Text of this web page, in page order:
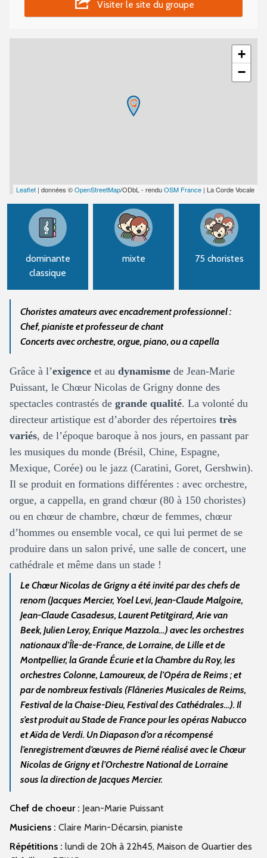
Visiter le site du groupe
+
−
Leaflet | données ©OpenStreetMap/ODbL - renduOSM France | La Corde Vocale
dominante
classique
mixte 75 choristes
Choristes amateurs avec encadrement professionnel :
Chef, pianiste et professeur de chant
Concerts avec orchestre, orgue, piano, ou a capella
Grâce à l’exigence et au dynamisme de Jean-Marie
Puissant, le Chœur Nicolas de Grigny donne des
spectacles contrastés de grande qualité. La volonté du
directeur artistique est d’aborder des répertoires très
variés, de l’époque baroque à nos jours, en passant par
les musiques du monde (Brésil, Chine, Espagne,
Mexique, Corée) ou le jazz (Caratini, Goret, Gershwin).
Il se produit en formations différentes : avec orchestre,
orgue, a cappella, en grand chœur (80 à 150 choristes)
ou en chœur de chambre, chœur de femmes, chœur
d’hommes ou ensemble vocal, ce qui lui permet de se
produire dans un salon privé, une salle de concert, une
cathédrale et même dans un stade !
Le Chœur Nicolas de Grigny a été invité par des chefs de
renom (Jacques Mercier, Yoel Levi, Jean-Claude Malgoire,
Jean-Claude Casadesus, Laurent Petitgirard, Arie van
Beek, Julien Leroy, Enrique Mazzola…) avec les orchestres
nationaux d’Île-de-France, de Lorraine, de Lille et de
Montpellier, la Grande Écurie et la Chambre du Roy, les
orchestres Colonne, Lamoureux, de l’Opéra de Reims ; et
par de nombreux festivals (Flâneries Musicales de Reims,
Festival de la Chaise-Dieu, Festival des Cathédrales…). Il
s’est produit au Stade de France pour les opéras Nabucco
et Aïda de Verdi. Un Diapason d’or a récompensé
l’enregistrement d’œuvres de Pierné réalisé avec le Chœur
Nicolas de Grigny et l’Orchestre National de Lorraine
sous la direction de Jacques Mercier.
Chef de choeur : Jean-Marie Puissant
Musiciens : Claire Marin-Décarsin, pianiste
Répétitions : lundi de 20h à 22h45, Maison de Quartier des